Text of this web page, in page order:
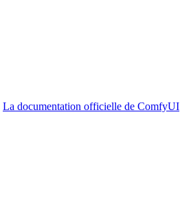
La documentation officielle de ComfyUI